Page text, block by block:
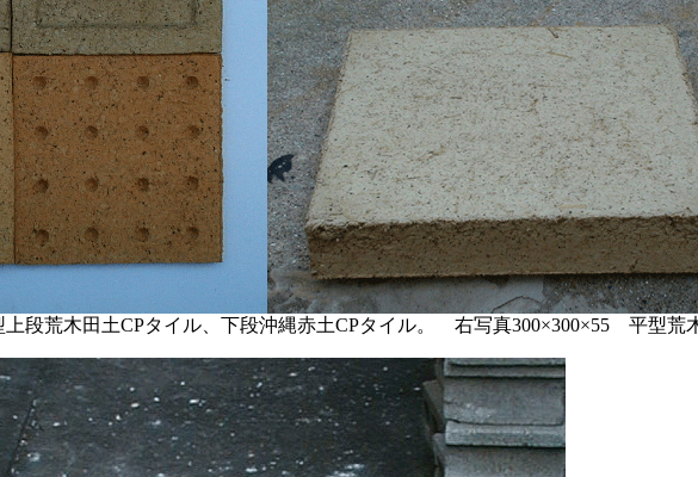
段荒木田土CPタイル、下段沖縄赤土CPタイル。 右写真300×300×55 平型荒